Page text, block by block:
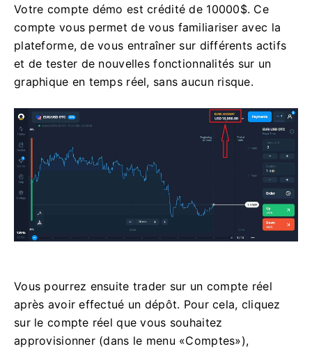
Votre compte démo est crédité de 10000$. Ce
compte vous permet de vous familiariser avec la
plateforme, de vous entraîner sur différents actifs
et de tester de nouvelles fonctionnalités sur un
graphique en temps réel, sans aucun risque.
Vous pourrez ensuite trader sur un compte réel
après avoir effectué un dépôt. Pour cela, cliquez
sur le compte réel que vous souhaitez
approvisionner (dans le menu «Comptes»),